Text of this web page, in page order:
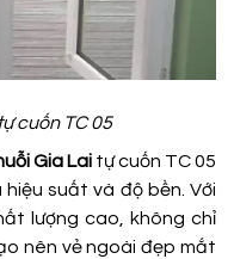
cuốn TC 05
Gia Lai tự cuốn TC 05
suất và độ bền. Với
lượng cao, không chỉ
nên vẻ ngoài đẹp mắt